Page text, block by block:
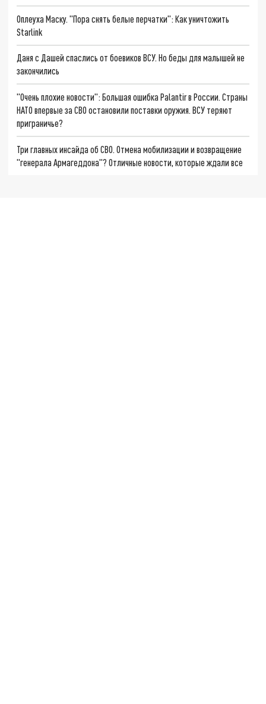
Оплеуха Маску. "Пора снять белые перчатки": Как уничтожить
Starlink
Даня с Дашей спаслись от боевиков ВСУ. Но беды для малышей не
закончились
"Очень плохие новости": Большая ошибка Palantir в России. Страны
НАТО впервые за СВО остановили поставки оружия. ВСУ теряют
приграничье?
Три главных инсайда об СВО. Отмена мобилизации и возвращение
"генерала Армагеддона"? Отличные новости, которые ждали все